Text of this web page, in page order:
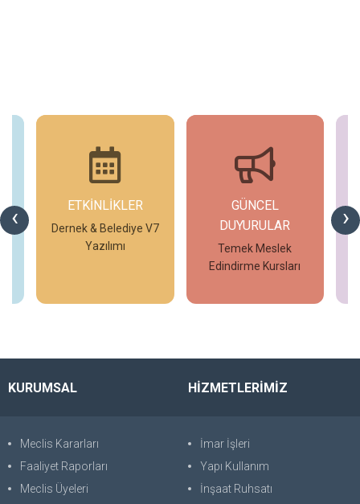
‹ ›
ETKİNLİKLER
Dernek & Belediye V7
Yazılımı
GÜNCEL
DUYURULAR
Temek Meslek
Edindirme Kursları
KURUMSAL
Meclis Kararları
Faaliyet Raporları
Meclis Üyeleri
HİZMETLERİMİZ
İmar İşleri
Yapı Kullanım
İnşaat Ruhsatı